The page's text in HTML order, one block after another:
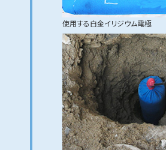
使用する白金イリジウム電極